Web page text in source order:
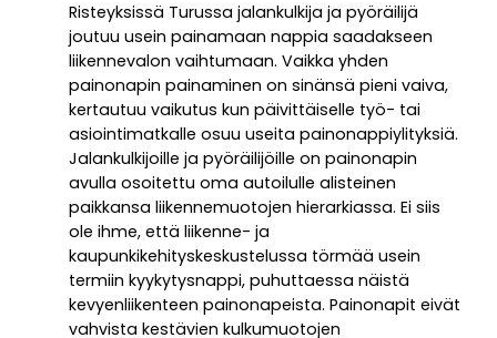
Risteyksissä Turussa jalankulkija ja pyöräilijä
joutuu usein painamaan nappia saadakseen
liikennevalon vaihtumaan. Vaikka yhden
painonapin painaminen on sinänsä pieni vaiva,
kertautuu vaikutus kun päivittäiselle työ- tai
asiointimatkalle osuu useita painonappiylityksiä.
Jalankulkijoille ja pyöräilijöille on painonapin
avulla osoitettu oma autoilulle alisteinen
paikkansa liikennemuotojen hierarkiassa. Ei siis
ole ihme, että liikenne- ja
kaupunkikehityskeskustelussa törmää usein
termiin kyykytysnappi, puhuttaessa näistä
kevyenliikenteen painonapeista. Painonapit eivät
vahvista kestävien kulkumuotojen